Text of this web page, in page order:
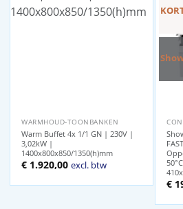
WARMHOUD-TOONBANKEN
Warm Buffet 4x 1/1 GN | 230V |
3,02kW |
1400x800x850/1350(h)mm
€ 1.920,00 excl. btw
€